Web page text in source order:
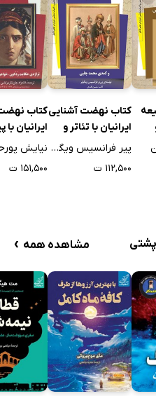
کتاب نهضت آشنایی
ایرانیان با تئاتر و
ادبیات نمایشی
و کمدی محمد چلبی
پیر فرانسیس ویگوئر
۱۱۲,۵۰۰ ت
کتاب
ایرانیان با
در عصر
ردگون،
نیایش
۱۵۱,۵۰۰ ت
مشاهده همه ›